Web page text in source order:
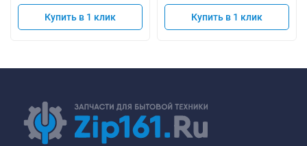
Купить в 1 клик Купить в 1 клик